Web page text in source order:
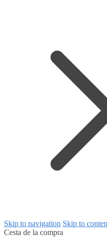
Skip to navigation Skip to
Cesta de la compra